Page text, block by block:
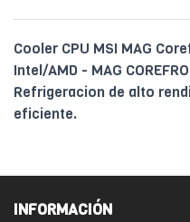
Cooler CPU MSI MAG
Intel/AMD - MAG
Refrigeracion de alto
eficiente.
INFORMACIÓN